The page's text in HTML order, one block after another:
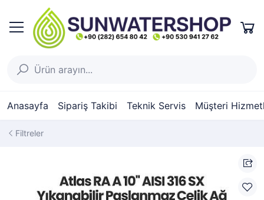
Anasayfa Sipariş Takibi Teknik Servis Müşteri
Filtreler